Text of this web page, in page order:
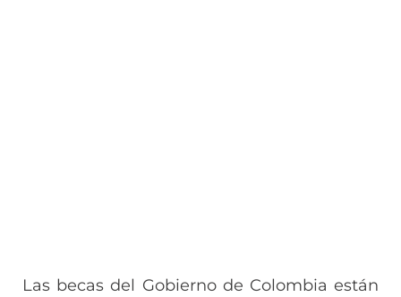
Las becas del Gobierno de Colombia están